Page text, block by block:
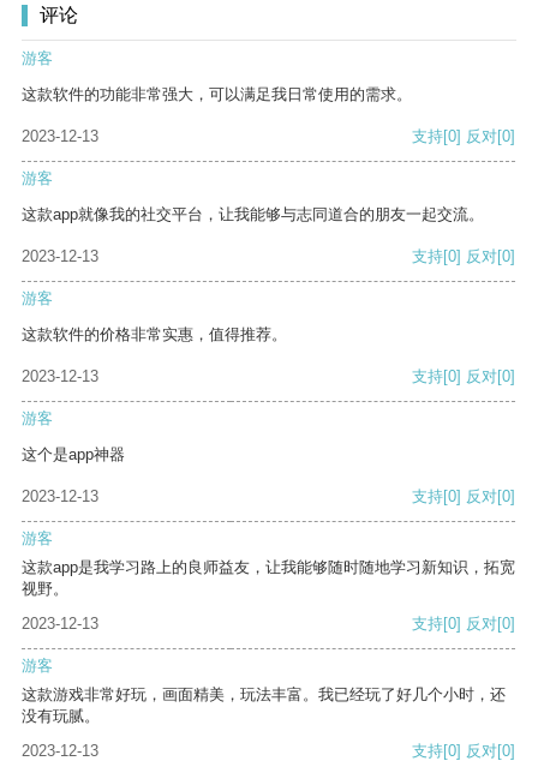
评论
游客
这款软件的功能非常强大，可以满足我日常使用的需求。
2023-12-13 支持[0] 反对[0]
游客
这款app就像我的社交平台，让我能够与志同道合的朋友一起交流。
2023-12-13 支持[0] 反对[0]
游客
这款软件的价格非常实惠，值得推荐。
2023-12-13 支持[0] 反对[0]
游客
这个是app神器
2023-12-13 支持[0] 反对[0]
游客
这款app是我学习路上的良师益友，让我能够随时随地学习新知识，拓宽
视野。
2023-12-13
支持[0] 反对[0]
游客
这款游戏非常好玩，画面精美，玩法丰富。我已经玩了好几个小时，还
没有玩腻。
2023-12-13
支持[0] 反对[0]